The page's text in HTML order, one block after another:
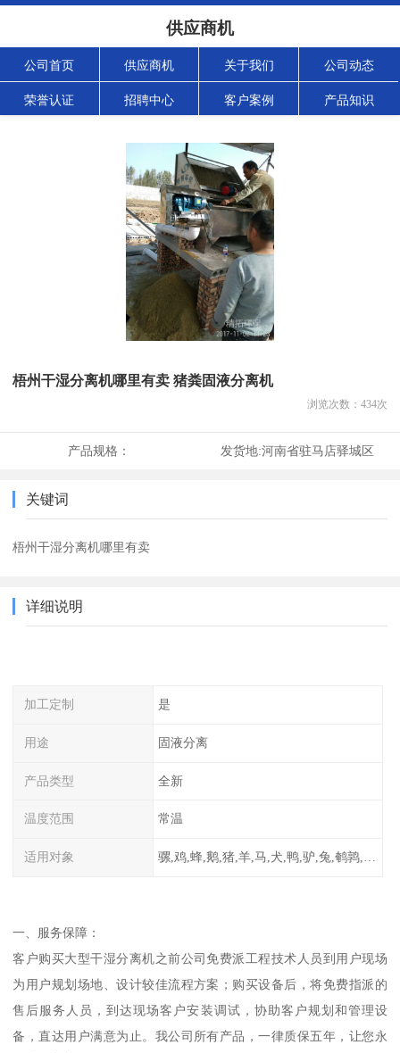
供应商机
公司首页 供应商机 关于我们 公司动态
荣誉认证 招聘中心 客户案例 产品知识
梧州干湿分离机哪里有卖 猪粪固液分离机
浏览次数： 434次
产品规格： 发货地:河南省驻马店驿城区
关键词
梧州干湿分离机哪里有卖
详细说明
加工定制 是
用途 固液分离
产品类型 全新
温度范围 常温
适用对象 骡,鸡,蜂,鹅,猪,羊,马,犬,鸭,驴,兔,鹌鹑,牛,鸽
一、服务保障：
客户购买大型干湿分离机之前公司免费派工程技术人员到用户现场
为用户规划场地、设计较佳流程方案；购买设备后，将免费指派的
售后服务人员，到达现场客户安装调试，协助客户规划和管理设
备，直达用户满意为止。我公司所有产品，一律质保五年，让您永